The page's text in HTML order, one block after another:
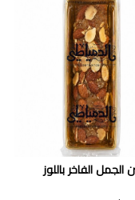
الجمل الفاخر باللوز